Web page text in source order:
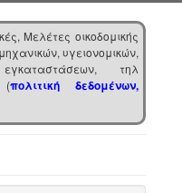
Μελέτες οικοδομικής
υγειονομικών,
εγκαταστάσεων, τηλ
(πολιτική δεδομένων,